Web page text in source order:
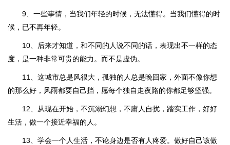
9、一些事情，当我们年轻的时候，无法懂得。当我们懂得的时
候，已不再年轻。
10、后来才知道，和不同的人说不同的话，表现出不一样的态
度，是一种非常可贵的能力。而不是虚伪。
11、这城市总是风很大，孤独的人总是晚回家，外面不像你想
的那么好，风雨都要自己挡，愿每个独自走夜路的你都足够坚强。
12、从现在开始，不沉溺幻想，不庸人自扰，踏实工作，好好
生活，做一个接近幸福的人。
13、学会一个人生活，不论身边是否有人疼爱。做好自己该做